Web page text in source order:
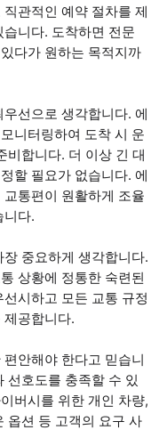
관적인 예약 절차를 제
니다. 도착하면 전문
다가 원하는 목적지까
선으로 생각합니다. 에
니터링하여 도착 시 운
비합니다. 더 이상 긴 대
할 필요가 없습니다. 에
통편이 원활하게 조율
니다.
중요하게 생각합니다.
상황에 정통한 숙련된
시하고 모든 교통 규정
공합니다.
안해야 한다고 믿습니
선호도를 충족할 수 있
버시를 위한 개인 차량,
옵션 등 고객의 요구 사